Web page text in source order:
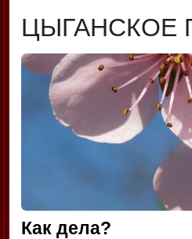
ЦЫГАНСКОЕ
Как дела?